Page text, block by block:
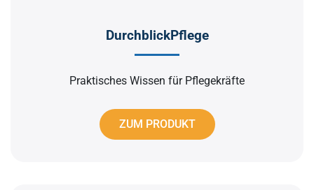
DurchblickPflege
Praktisches Wissen für Pflegekräfte
ZUM PRODUKT